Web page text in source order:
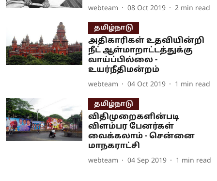
webteam 08 Oct 2019 2 min read
தமிழ்நாடு
அதிகாரிகள் உதவியின்றி
நீட் ஆள்மாறாட்டத்துக்கு
வாய்ப்பில்லை -
உயர்நீதிமன்றம்
webteam 04 Oct 2019 1 min read
தமிழ்நாடு
விதிமுறைகளின்படி
விளம்பர பேனர்கள்
வைக்கலாம் - சென்னை
மாநகராட்சி
webteam 04 Sep 2019 1 min read